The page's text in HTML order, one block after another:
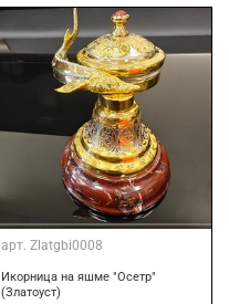
арт. Zlatgbi0008
Икорница на яшме "Осетр"
(Златоуст)